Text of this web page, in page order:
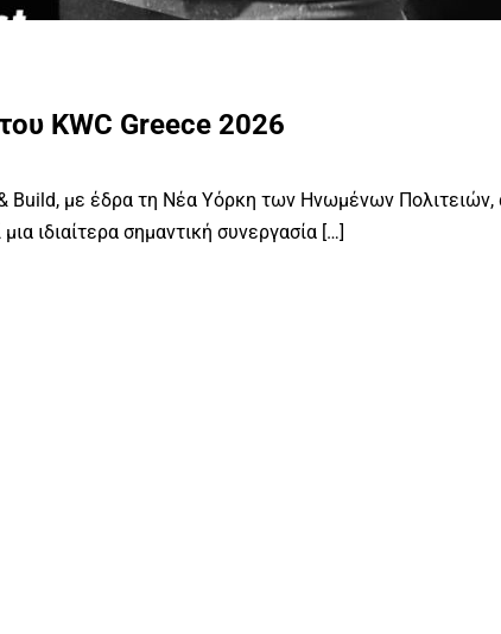
KWC Greece 2026
Build, με έδρα τη Νέα Υόρκη των Ηνωμένων
ιδιαίτερα σημαντική συνεργασία […]